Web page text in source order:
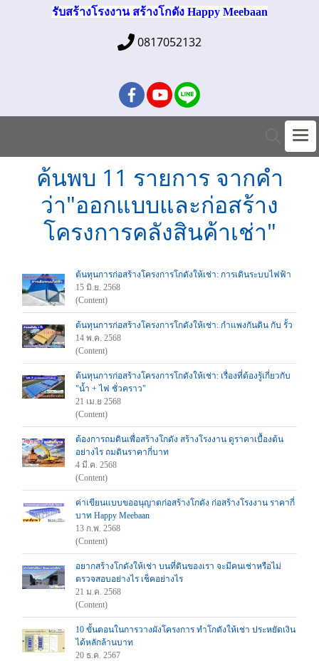
รับสร้างโรงงาน สร้างโกดัง Happy Meebaan
0817052132
ค้นพบ 11 รายการ จากคำ
ว่า"ออกแบบและก่อสร้าง
โครงการคลังสินค้าเช่า"
ต้นทุนการก่อสร้างโครงการโกดังให้เช่า: การเดินระบบไฟฟ้า
15 มิ.ย. 2568
(Content)
ต้นทุนการก่อสร้างโครงการโกดังให้เช่า: กำแพงกันดิน กับ รั้ว
14 พ.ค. 2568
(Content)
ต้นทุนการก่อสร้างโครงการโกดังให้เช่า: เรื่องที่ต้องรู้เกี่ยวกับ
"น้ำ + ไฟ ชั่วคราว"
21 เม.ย 2568
(Content)
ต้องการถมดินเพื่อสร้างโกดัง สร้างโรงงาน ดูราคาเบื้องต้น
อย่างไร ถมดินราคากี่บาท
4 มี.ค. 2568
(Content)
ค่าเขียนแบบขออนุญาตก่อสร้างโกดัง ก่อสร้างโรงงาน ราคากี่
บาท Happy Meebaan
13 ก.พ. 2568
(Content)
อยากสร้างโกดังให้เช่า บนที่ดินของเรา จะมีคนเช่าหรือไม่
ตรวจสอบอย่างไร เช็คอย่างไร
21 ม.ค. 2568
(Content)
10 ขั้นตอนในการวางผังโครงการ ทำโกดังให้เช่า ประหยัดเงิน
ได้หลักล้านบาท
20 ธ.ค. 2567